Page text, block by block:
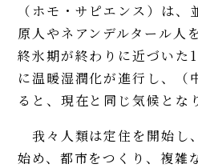
（ホモ・サピエンス）は
原人やネアンデルタール人
終氷期が終わりに近づいた
に温暖湿潤化が進行し、（
ると、現在と同じ気候とな
我々人類は定住を開始し
始め、都市をつくり、複雑